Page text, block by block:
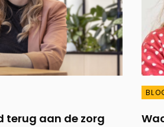
terug aan de zorg